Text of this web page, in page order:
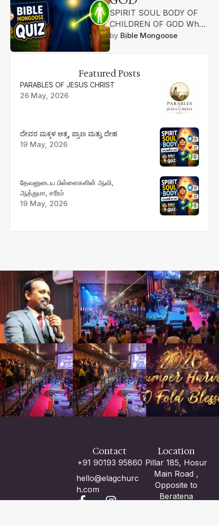
SPIRIT SOUL BODY OF
CHILDREN OF GOD Why
study about Spirit Soul
Body? Heb 5:11 We have
by Bible Mongoose
Featured Posts
PARABLES OF JESUS CHRIST
26 May, 2026
ದೇವರ ಮಕ್ಕಳ ಆತ್ಮ, ಪ್ರಾಣ ಮತ್ತು ದೇಹ
19 May, 2026
தேவனுடைய பிள்ளைகளின் ஆவி,
ஆத்துமா, சரீரம்
19 May, 2026
CHURCHContact
+91 90193 95860
hello@elagchurc
h.com
Location
Pillar 185, Hosur
Main Road ,
Opposite to
Beratena